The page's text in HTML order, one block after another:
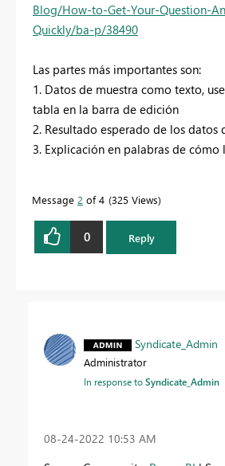
Blog/How-to-Get-Your-Question-
Quickly/ba-p/38490
Las partes más importantes son:
1. Datos de muestra como texto,
tabla en la barra de edición
2. Resultado esperado de los datos
3. Explicación en palabras de cómo
Message 2 of 4 325 Views
0 Reply
Syndicate_Admin
Administrator
In response toSyndicate_Admin
‎08-24-2022 10:53 AM